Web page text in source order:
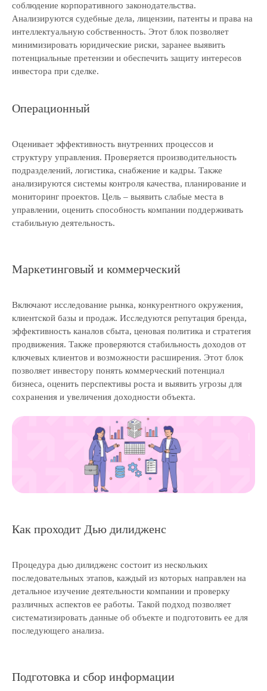
соблюдение корпоративного законодательства.
Анализируются судебные дела, лицензии, патенты и права на
интеллектуальную собственность. Этот блок позволяет
минимизировать юридические риски, заранее выявить
потенциальные претензии и обеспечить защиту интересов
инвестора при сделке.
Операционный
Оценивает эффективность внутренних процессов и
структуру управления. Проверяется производительность
подразделений, логистика, снабжение и кадры. Также
анализируются системы контроля качества, планирование и
мониторинг проектов. Цель – выявить слабые места в
управлении, оценить способность компании поддерживать
стабильную деятельность.
Маркетинговый и коммерческий
Включают исследование рынка, конкурентного окружения,
клиентской базы и продаж. Исследуются репутация бренда,
эффективность каналов сбыта, ценовая политика и стратегия
продвижения. Также проверяются стабильность доходов от
ключевых клиентов и возможности расширения. Этот блок
позволяет инвестору понять коммерческий потенциал
бизнеса, оценить перспективы роста и выявить угрозы для
сохранения и увеличения доходности объекта.
Как проходит Дью дилидженс
Процедура дью дилидженс состоит из нескольких
последовательных этапов, каждый из которых направлен на
детальное изучение деятельности компании и проверку
различных аспектов ее работы. Такой подход позволяет
систематизировать данные об объекте и подготовить ее для
последующего анализа.
Подготовка и сбор информации